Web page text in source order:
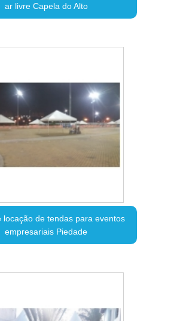
ar livre Capela do Alto
locação de tendas para eventos
empresariais Piedade